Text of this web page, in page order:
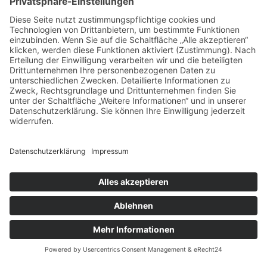
Was unsere Kunden über unsere Küchen sagen:
zu eurem Projekt gemacht habt. Unsere Wahrnehmung war und
ist, dass ihr alles von dem, was ihr für uns geschaffen habt,
selbst hättet nutzen wollen. Das macht es so besonders, und
das hat man in jedem Gespräch oder Besuch gespürt. Das sieht
man auch wenn man sich die Objekte anschaut, da ist viel